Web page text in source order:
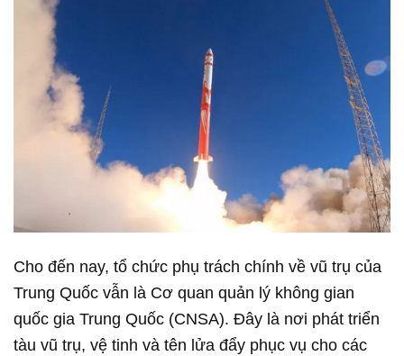
Cho đến nay, tổ chức phụ trách chính về vũ trụ của
Trung Quốc vẫn là Cơ quan quản lý không gian
quốc gia Trung Quốc (CNSA). Đây là nơi phát triển
tàu vũ trụ, vệ tinh và tên lửa đẩy phục vụ cho các